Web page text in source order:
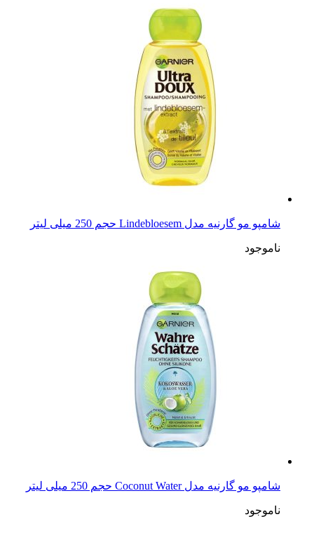
شامپو مو گارنیه مدل Lindebloesem حجم 250 میلی لیتر
ناموجود
شامپو مو گارنیه مدل Coconut Water حجم 250 میلی لیتر
ناموجود